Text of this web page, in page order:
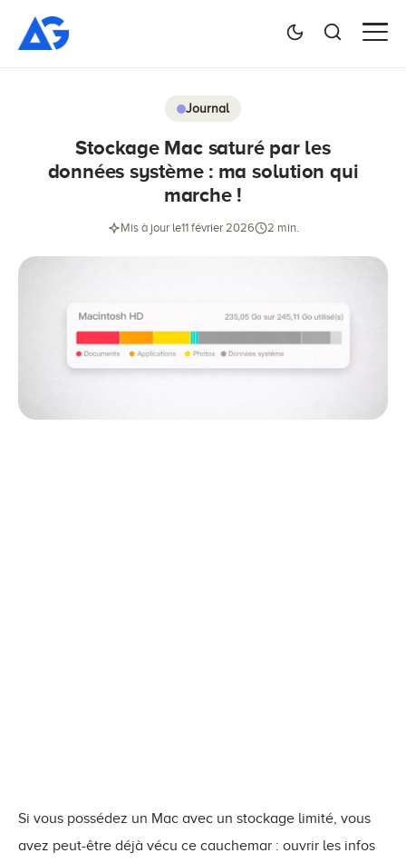
Journal
Stockage Mac saturé par les
données système : ma solution qui
marche !
Mis à jour le11 février 2026 2 min.
Si vous possédez un Mac avec un stockage limité, vous
avez peut-être déjà vécu ce cauchemar : ouvrir les infos